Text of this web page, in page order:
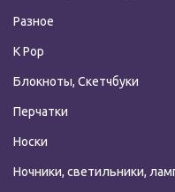
Разное
К Pop
Блокноты, Скетчбуки
Перчатки
Носки
Ночники, светильники,